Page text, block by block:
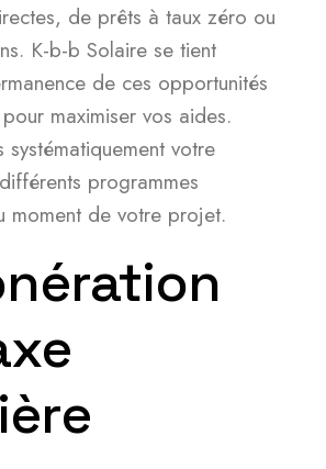
de prêts à taux zéro ou
K-b-b Solaire se tient
de ces opportunités
maximiser vos aides.
systématiquement votre
programmes
moment de votre projet.